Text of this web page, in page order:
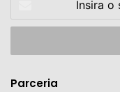
seu
de
Parceria